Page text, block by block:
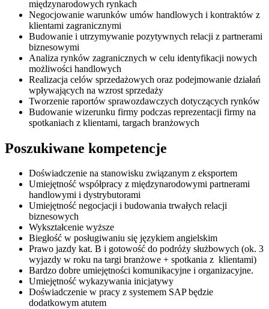
międzynarodowych rynkach
Negocjowanie warunków umów handlowych i kontraktów z
klientami zagranicznymi
Budowanie i utrzymywanie pozytywnych relacji z partnerami
biznesowymi
Analiza rynków zagranicznych w celu identyfikacji nowych
możliwości handlowych
Realizacja celów sprzedażowych oraz podejmowanie działań
wpływających na wzrost sprzedaży
Tworzenie raportów sprawozdawczych dotyczących rynków
Budowanie wizerunku firmy podczas reprezentacji firmy na
spotkaniach z klientami, targach branżowych
Poszukiwane kompetencje
Doświadczenie na stanowisku związanym z eksportem
Umiejętność współpracy z międzynarodowymi partnerami
handlowymi i dystrybutorami
Umiejętność negocjacji i budowania trwałych relacji
biznesowych
Wykształcenie wyższe
Biegłość w posługiwaniu się językiem angielskim
Prawo jazdy kat. B i gotowość do podróży służbowych (ok. 3
wyjazdy w roku na targi branżowe + spotkania z klientami)
Bardzo dobre umiejętności komunikacyjne i organizacyjne.
Umiejętność wykazywania inicjatywy
Doświadczenie w pracy z systemem SAP będzie
dodatkowym atutem